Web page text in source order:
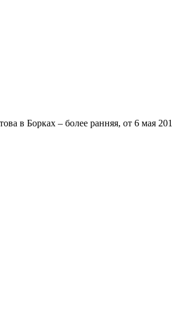
в Борках – более ранняя, от 6 мая